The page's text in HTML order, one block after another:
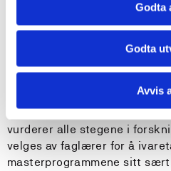
Godta
Godta
Avvis
vil også kommunisere med
lærere via denne
regelmessige nettmøter/
på møtene trenger
Artikkelseminarene skal
vurderer alle stegene i
velges av faglærer for å
masterprogrammene sitt